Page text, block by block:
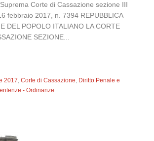
Corte di Cassazione sezione III
febbraio 2017, n. 7394 REPUBBLICA
DEL POPOLO ITALIANO LA CORTE
SEZIONE...
2017,Corte di Cassazione, Diritto Penale e
- Ordinanze